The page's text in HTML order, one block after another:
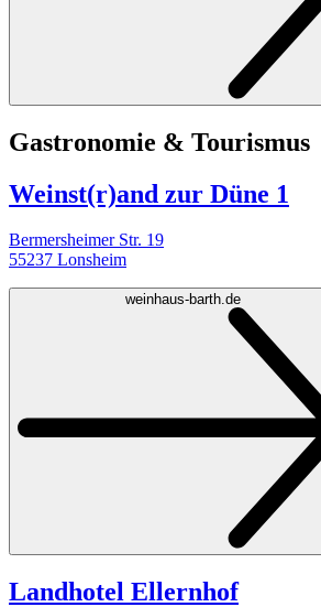
Gastronomie & Tourismus
Weinst(r)and zur Düne 1
Bermersheimer Str. 19
55237 Lonsheim
weinhaus-barth.de
Landhotel Ellernhof